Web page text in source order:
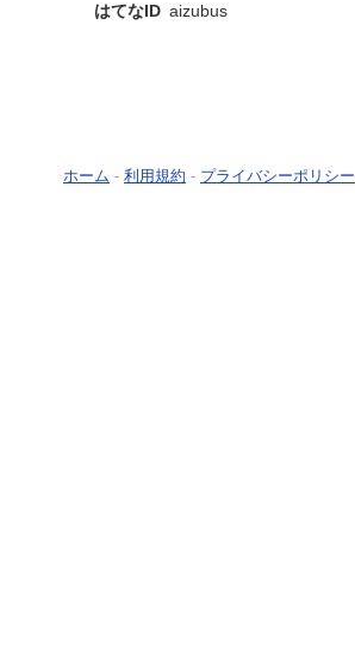
はてなID aizubus
ホーム - 利用規約 - プライバシーポリシー